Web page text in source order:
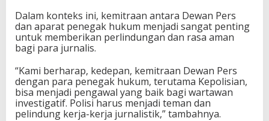
Dalam konteks ini, kemitraan antara Dewan Pers
dan aparat penegak hukum menjadi sangat penting
untuk memberikan perlindungan dan rasa aman
bagi para jurnalis.
“Kami berharap, kedepan, kemitraan Dewan Pers
dengan para penegak hukum, terutama Kepolisian,
bisa menjadi pengawal yang baik bagi wartawan
investigatif. Polisi harus menjadi teman dan
pelindung kerja-kerja jurnalistik,” tambahnya.